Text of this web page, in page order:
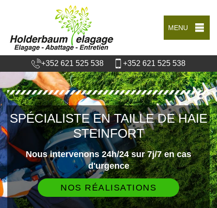
MENU
+352 621 525 538 +352 621 525 538
SPÉCIALISTE EN TAILLE DE HAIE
STEINFORT
Nous intervenons 24h/24 sur 7j/7 en cas
d'urgence
NOS RÉALISATIONS